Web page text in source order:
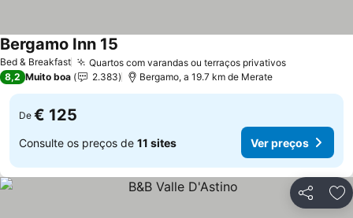
Bed & Breakfast Quartos com varandas ou terraços privativosVer preços
Bergamo Inn 15
8,2 Muito boa 2.383 Bergamo, a 19.7 km de Merate
De € 125
Consulte os preços de 11 sites Ver preços
Partilhar